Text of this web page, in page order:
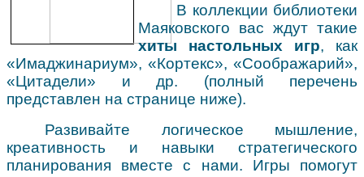
В коллекции библиотеки
Маяковского вас ждут такие
хиты настольных игр, как
«Имаджинариум», «Кортекс», «Соображарий»,
«Цитадели» и др. (полный перечень
представлен на странице ниже).
Развивайте логическое мышление,
креативность и навыки стратегического
планирования вместе с нами. Игры помогут